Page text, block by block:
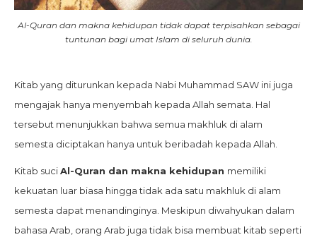
Al-Quran dan makna kehidupan tidak dapat terpisahkan sebagai
tuntunan bagi umat Islam di seluruh dunia.
Kitab yang diturunkan kepada Nabi Muhammad SAW ini juga
mengajak hanya menyembah kepada Allah semata. Hal
tersebut menunjukkan bahwa semua makhluk di alam
semesta diciptakan hanya untuk beribadah kepada Allah.
Kitab suciAl-Quran dan makna kehidupan memiliki
kekuatan luar biasa hingga tidak ada satu makhluk di alam
semesta dapat menandinginya. Meskipun diwahyukan dalam
bahasa Arab, orang Arab juga tidak bisa membuat kitab seperti